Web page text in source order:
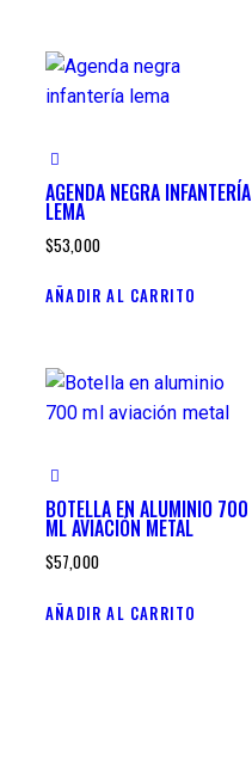
AGENDA NEGRA INFANTERÍA
LEMA
$53,000
AÑADIR AL CARRITO
BOTELLA EN ALUMINIO 700
ML AVIACIÓN METAL
$57,000
AÑADIR AL CARRITO